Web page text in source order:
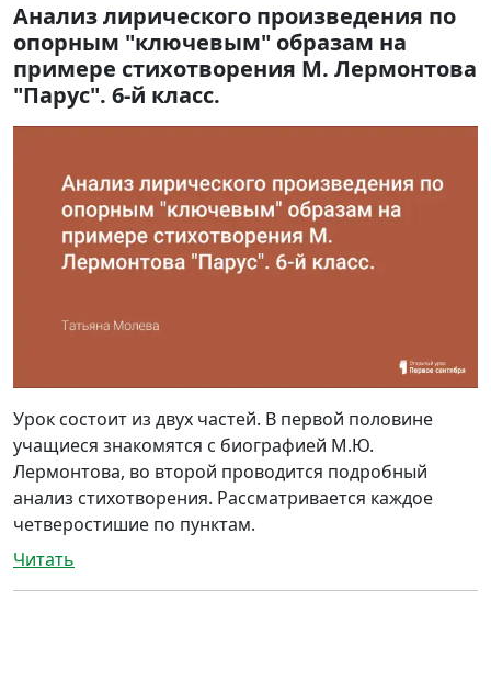
Анализ лирического произведения по
опорным "ключевым" образам на
примере стихотворения М. Лермонтова
"Парус". 6-й класс.
Урок состоит из двух частей. В первой половине
учащиеся знакомятся с биографией М.Ю.
Лермонтова, во второй проводится подробный
анализ стихотворения. Рассматривается каждое
четверостишие по пунктам.
Читать